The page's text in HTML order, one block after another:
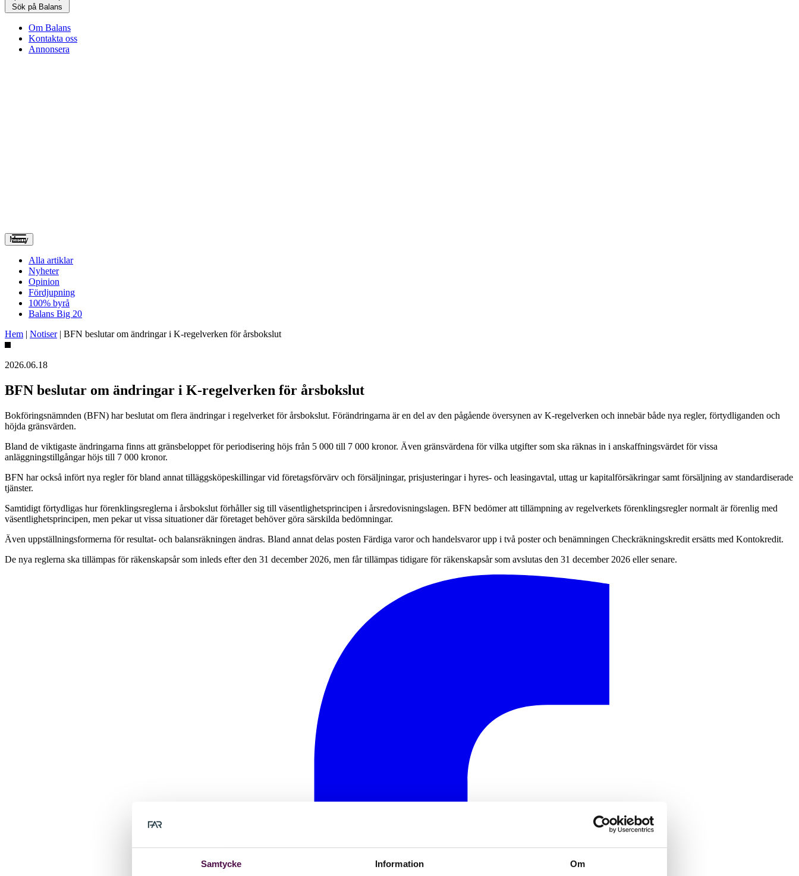
Samtycke Information Om
Sök på Balans
Om Balans
Kontakta oss
Annonsera
Meny
Alla artiklar
Nyheter
Opinion
Fördjupning
100% byrå
Balans Big 20
Hem | Notiser| BFN beslutar om ändringar i K-regelverken för årsbokslut
2026.06.18
BFN beslutar om ändringar i K-regelverken för årsbokslut
Bokföringsnämnden (BFN) har beslutat om flera ändringar i regelverket för årsbokslut. Förändringarna är en del av den pågående översynen av K-regelverken och innebär både nya regler, förtydliganden och
höjda gränsvärden.
Bland de viktigaste ändringarna finns att gränsbeloppet för periodisering höjs från 5 000 till 7 000 kronor. Även gränsvärdena för vilka utgifter som ska räknas in i anskaffningsvärdet för vissa
anläggningstillgångar höjs till 7 000 kronor.
BFN har också infört nya regler för bland annat tilläggsköpeskillingar vid företagsförvärv och försäljningar, prisjusteringar i hyres- och leasingavtal, uttag ur kapitalförsäkringar samt försäljning av standardiserade
tjänster.
Samtidigt förtydligas hur förenklingsreglerna i årsbokslut förhåller sig till väsentlighetsprincipen i årsredovisningslagen. BFN bedömer att tillämpning av regelverkets förenklingsregler normalt är förenlig med
väsentlighetsprincipen, men pekar ut vissa situationer där företaget behöver göra särskilda bedömningar.
Även uppställningsformerna för resultat- och balansräkningen ändras. Bland annat delas posten Färdiga varor och handelsvaror upp i två poster och benämningen Checkräkningskredit ersätts med Kontokredit.
De nya reglerna ska tillämpas för räkenskapsår som inleds efter den 31 december 2026, men får tillämpas tidigare för räkenskapsår som avslutas den 31 december 2026 eller senare.